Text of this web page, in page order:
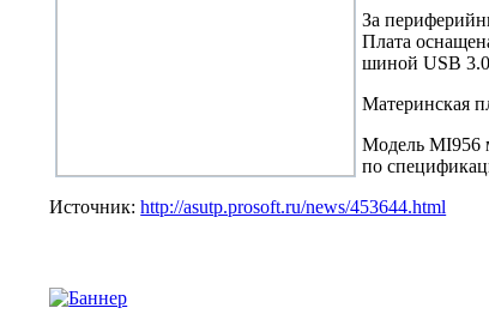
За
Плата
шиной USB
Материнская
Модель MI956
по
Источник:http://asutp.prosoft.ru/news/453644.html